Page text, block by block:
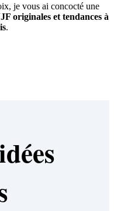
je vous ai concocté une
originales et tendances à
.